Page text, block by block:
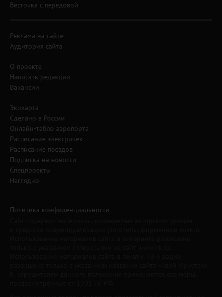
Весточка с передовой
Реклама на сайте
Аудитория сайта
О проекте
Написать редакции
Вакансии
Экокарта
Сделано в России
Онлайн-табло аэропорта
Расписание электричек
Расписание поездов
Подписка на новости
Спецпроекты
Наглядно
Политика конфиденциальности